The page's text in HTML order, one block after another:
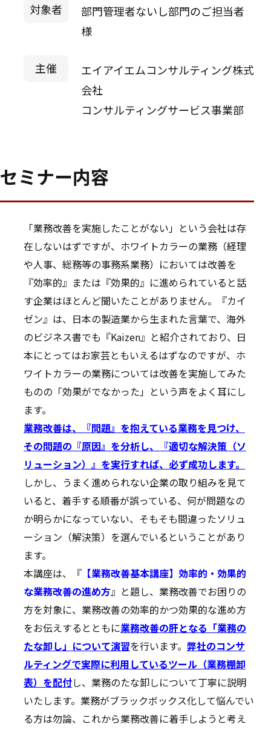
対象者
部門管理者ないし部門のご担当者
様
主催
エイアイエムコンサルティング株式
会社
コンサルティングサービス事業部
セミナー内容
「業務改善を実施したことがない」という会社は存
在しないはずですが、ホワイトカラーの業務（経理
や人事、総務等の事務系業務）においては改善を
『効率的』または『効果的』に進められていると話
す企業はほとんど聞いたことがありません。『カイ
ゼン』は、日本の製造業から生まれた言葉で、海外
のビジネス書でも『Kaizen』と紹介されており、日
本にとってはお家芸ともいえるはずなのですが、ホ
ワイトカラーの業務については改善を実施してみた
ものの「効果がでなかった」という声をよく耳にし
ます。
業務改善は、『問題』を抱えている業務を見つけ、
その問題の『原因』を分析し、『適切な解決策（ソ
リューション）』を実行すれば、必ず成功します。
しかし、うまく進められない企業の取り組みを見て
いると、着手する順番が誤っている、何が問題なの
か明らかになっていない、そもそも間違ったソリュ
ーション（解決策）を選んでいるということがあり
ます。
本講座は、『 【業務改善基本講座】効率的・効果的
な業務改善の進め方』と題し、業務改善でお困りの
方を対象に、業務改善の効率的かつ効果的な進め方
をお伝えするとともに業務改善の肝となる「業務の
たな卸し」について演習を行います。 弊社のコンサ
ルティングで実際に利用しているツール（業務棚卸
表）を配付し、業務のたな卸しについて丁寧に説明
いたします。業務がブラックボックス化して悩んでい
る方は勿論、これから業務改善に着手しようと考え